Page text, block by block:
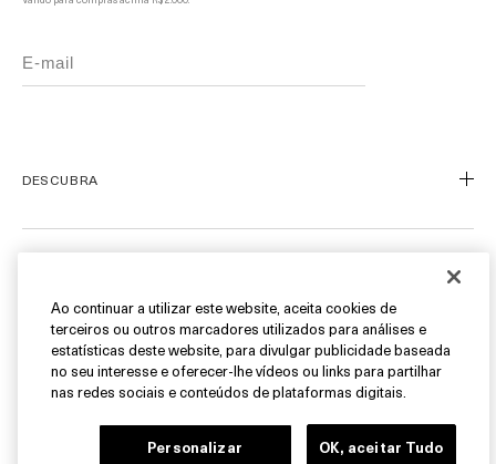
DESCUBRA
Miracle Broth™
Blue Heart
Ofertas
Meu Perfil
Fale Conosco
Personal Shopper
Cancelamentos & Devoluções
SIGA-NOS
Ao continuar a utilizar este website, aceita cookies de
terceiros ou outros marcadores utilizados para análises e
estatísticas deste website, para divulgar publicidade baseada
no seu interesse e oferecer-lhe vídeos ou links para partilhar
nas redes sociais e conteúdos de plataformas digitais.
Personalizar OK, aceitar Tudo